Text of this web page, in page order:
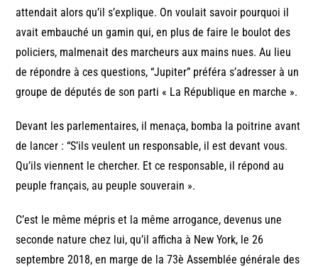
attendait alors qu’il s’explique. On voulait savoir pourquoi il
avait embauché un gamin qui, en plus de faire le boulot des
policiers, malmenait des marcheurs aux mains nues. Au lieu
de répondre à ces questions, “Jupiter” préféra s’adresser à un
groupe de députés de son parti « La République en marche ».
Devant les parlementaires, il menaça, bomba la poitrine avant
de lancer : “S’ils veulent un responsable, il est devant vous.
Qu’ils viennent le chercher. Et ce responsable, il répond au
peuple français, au peuple souverain ».
C’est le même mépris et la même arrogance, devenus une
seconde nature chez lui, qu’il afficha à New York, le 26
septembre 2018, en marge de la 73è Assemblée générale des